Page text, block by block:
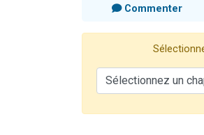
Commenter